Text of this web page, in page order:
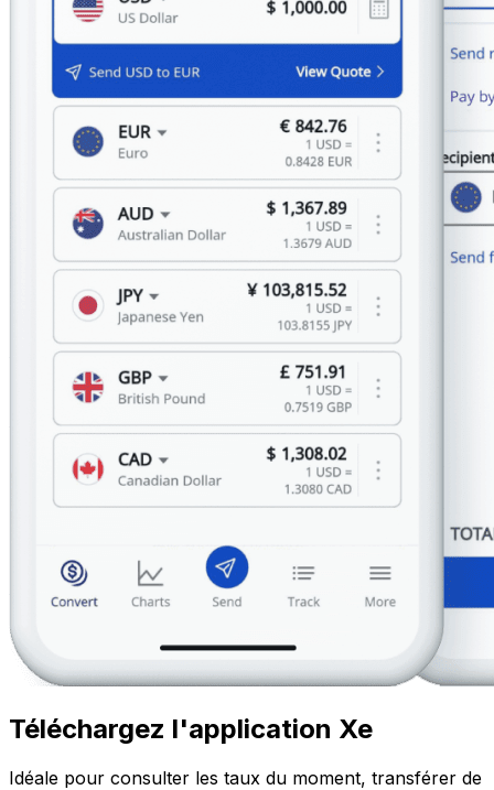
Téléchargez l'application Xe
Idéale pour consulter les taux du moment, transférer de